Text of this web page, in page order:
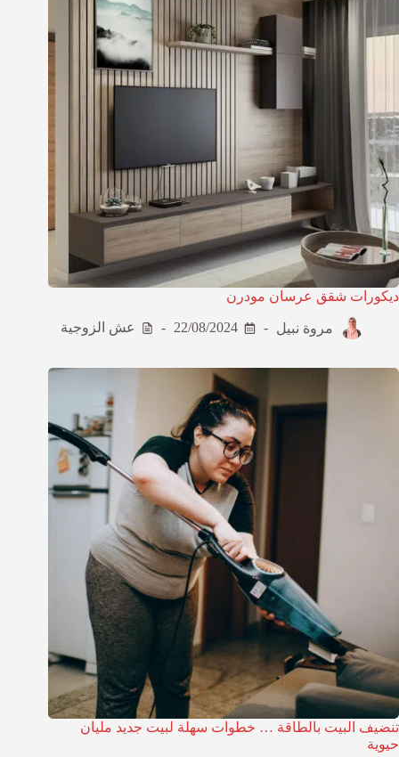
ديكورات شقق عرسان مودرن
مروة نبيل 22/08/2024 عش الزوجية
تنضيف البيت بالطاقة … خطوات سهلة لبيت جديد مليان
حيوية